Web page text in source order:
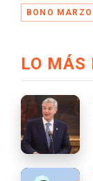
BONO MARZO
LO MÁS